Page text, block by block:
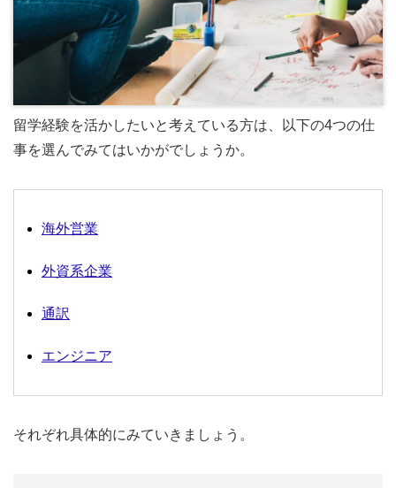
留学経験を活かしたいと考えている方は、以下の4つの仕
事を選んでみてはいかがでしょうか。
海外営業
外資系企業
通訳
エンジニア
それぞれ具体的にみていきましょう。